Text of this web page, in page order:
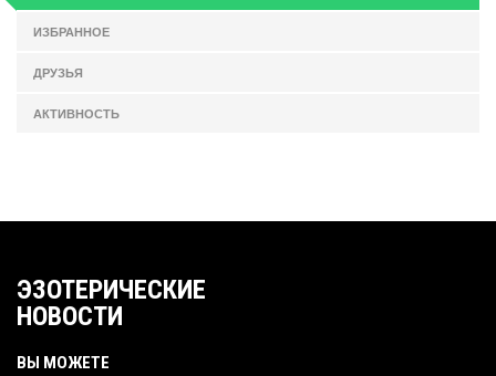
ИЗБРАННОЕ
ДРУЗЬЯ
АКТИВНОСТЬ
ЭЗОТЕРИЧЕСКИЕ
НОВОСТИ
ВЫ МОЖЕТЕ